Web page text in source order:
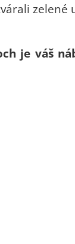
zelené
je váš